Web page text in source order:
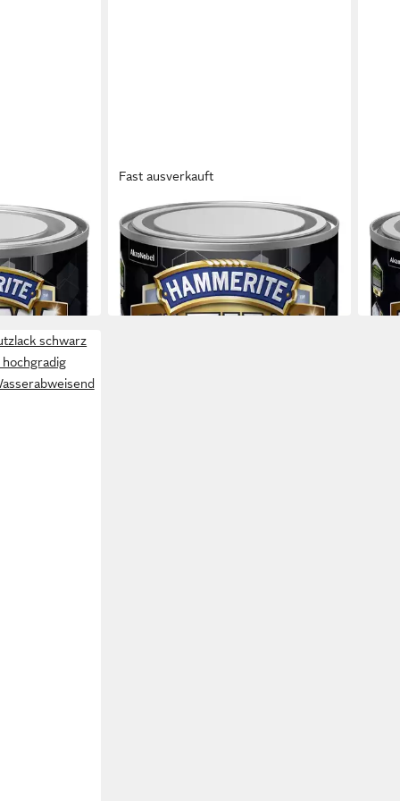
glänzend
Fast ausverkauft
HAMMERITE
Metallschutzlack Hammerite
Metallschutzlack ULTIMA 750 ml
24,69 €
(32,92 €/ 1 l)
in 3-4 Werktagen bei dir
in 3-
schwarz